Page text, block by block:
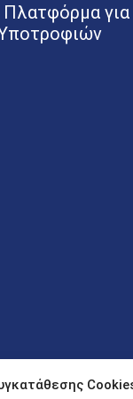
για